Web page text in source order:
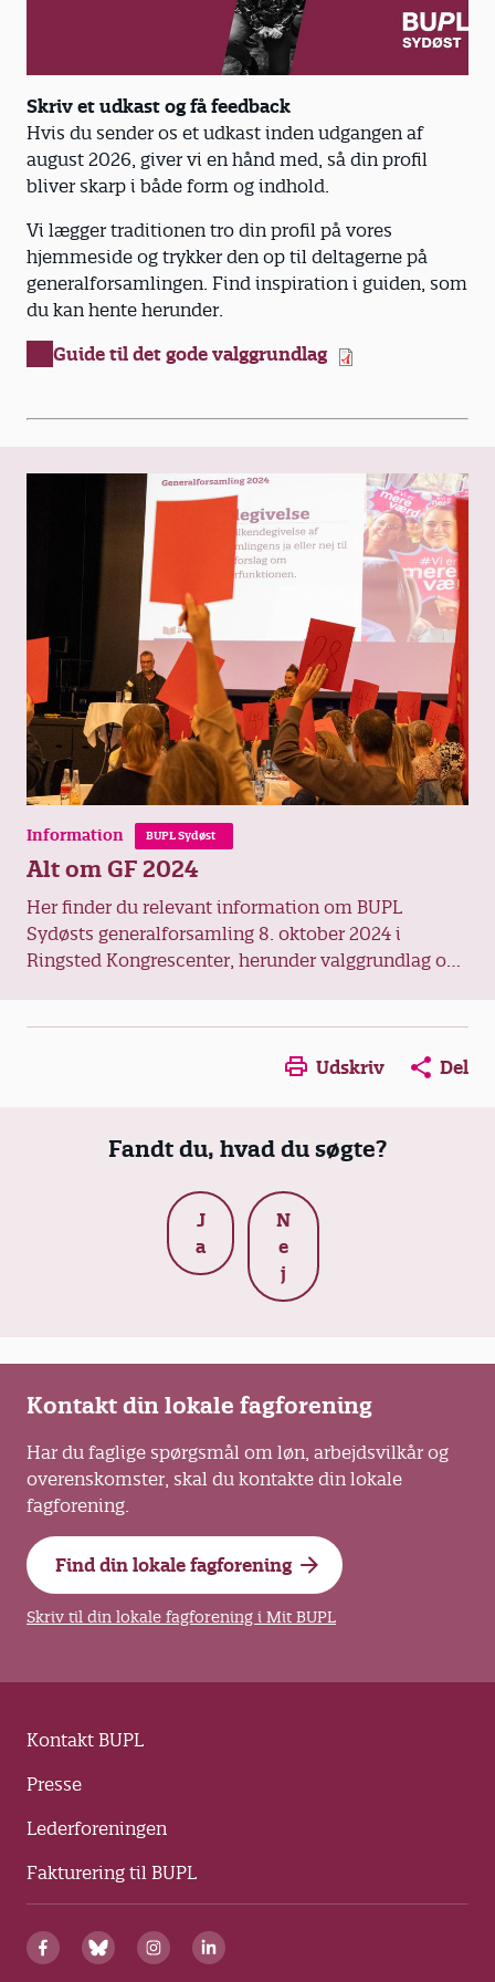
Skriv et udkast og få feedback
Hvis du sender os et udkast inden udgangen af
august 2026, giver vi en hånd med, så din profil
bliver skarp i både form og indhold.
Vi lægger traditionen tro din profil på vores
hjemmeside og trykker den op til deltagerne på
generalforsamlingen. Find inspiration i guiden, som
du kan hente herunder.
Guide til det gode valggrundlag
Information BUPL Sydøst
Alt om GF 2024
Her finder du relevant information om BUPL
Sydøsts generalforsamling 8. oktober 2024 i
Ringsted Kongrescenter, herunder valggrundlag og
Opens in a new window
Opens in a new
Opens in
Udskriv Del
Fandt du, hvad du søgte?
J
a
N
e
j
Kontakt din lokale fagforening
Har du faglige spørgsmål om løn, arbejdsvilkår og
overenskomster, skal du kontakte din lokale
fagforening.
Find din lokale fagforening
Skriv til din lokale fagforening i Mit BUPL
Kontakt BUPL
Presse
Lederforeningen
Fakturering til BUPL